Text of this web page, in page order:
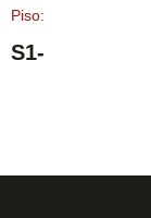
Piso:
S1-